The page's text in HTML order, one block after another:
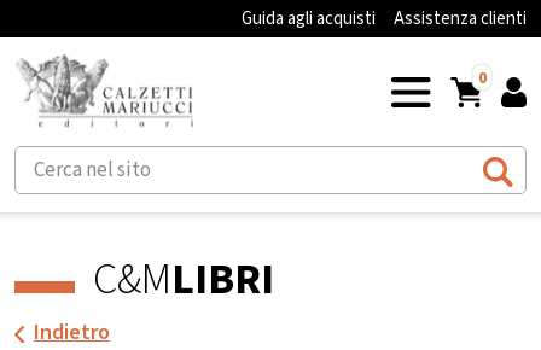
Guida agli acquisti Assistenza clienti
0
C&MLIBRI
Indietro